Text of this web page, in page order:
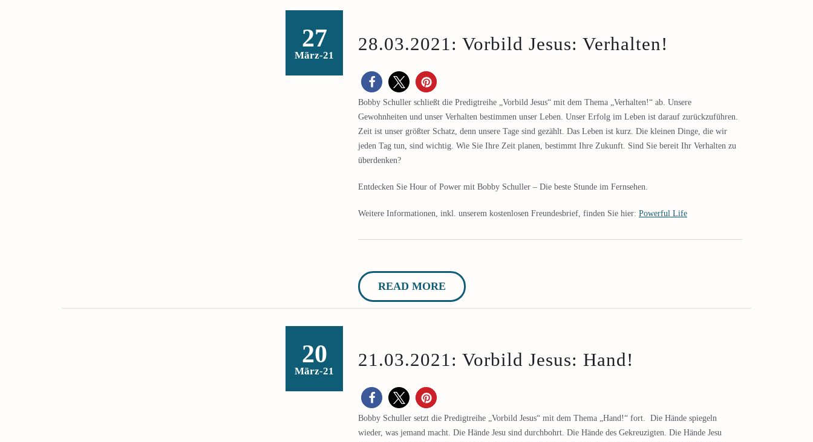
27
März-21
28.03.2021: Vorbild Jesus: Verhalten!
Bobby Schuller schließt die Predigtreihe „Vorbild Jesus“ mit dem Thema „Verhalten!“ ab. Unsere
Gewohnheiten und unser Verhalten bestimmen unser Leben. Unser Erfolg im Leben ist darauf zurückzuführen.
Zeit ist unser größter Schatz, denn unsere Tage sind gezählt. Das Leben ist kurz. Die kleinen Dinge, die wir
jeden Tag tun, sind wichtig. Wie Sie Ihre Zeit planen, bestimmt Ihre Zukunft. Sind Sie bereit Ihr Verhalten zu
überdenken?
Entdecken Sie Hour of Power mit Bobby Schuller – Die beste Stunde im Fernsehen.
Weitere Informationen, inkl. unserem kostenlosen Freundesbrief, finden Sie hier: Powerful Life
READ MORE
20
März-21
21.03.2021: Vorbild Jesus: Hand!
Bobby Schuller setzt die Predigtreihe „Vorbild Jesus“ mit dem Thema „Hand!“ fort. Die Hände spiegeln
wieder, was jemand macht. Die Hände Jesu sind durchbohrt. Die Hände des Gekreuzigten. Die Hände Jesu